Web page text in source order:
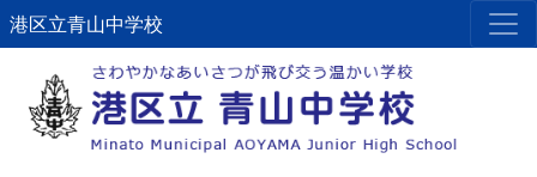
港区立青山中学校